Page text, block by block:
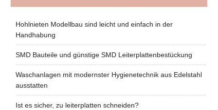
Hohlnieten Modellbau sind leicht und einfach in der
Handhabung
SMD Bauteile und günstige SMD Leiterplattenbestückung
Waschanlagen mit modernster Hygienetechnik aus Edelstahl
ausstatten
Ist es sicher, zu leiterplatten schneiden?